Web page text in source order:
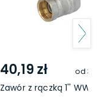
40,19 zł od
Zawór z rączką 1'' WW